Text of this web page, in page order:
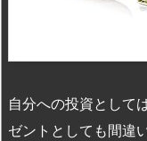
自分への投資として
ゼントとしても間違